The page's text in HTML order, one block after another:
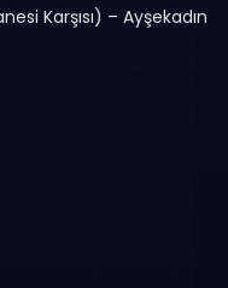
Karşısı) – Ayşekadın